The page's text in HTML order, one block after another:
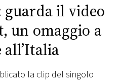
guarda il video
un omaggio a
all’Italia
la clip del singolo